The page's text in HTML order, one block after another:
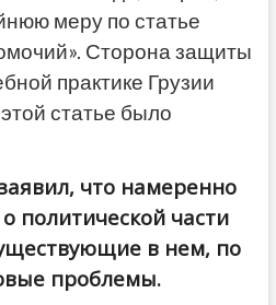
меру по статье
Сторона защиты
практике Грузии
статье было
что намеренно
политической части
в нем, по
проблемы.